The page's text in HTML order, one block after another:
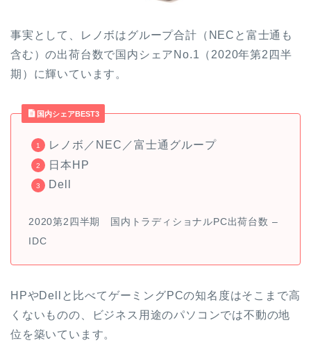
事実として、レノボはグループ合計（NECと富士通も
含む）の出荷台数で国内シェアNo.1（2020年第2四半
期）に輝いています。
国内シェアBEST3
レノボ／NEC／富士通グループ
日本HP
Dell
2020第2四半期 国内トラディショナルPC出荷台数 –
IDC
HPやDellと比べてゲーミングPCの知名度はそこまで高
くないものの、ビジネス用途のパソコンでは不動の地
位を築いています。